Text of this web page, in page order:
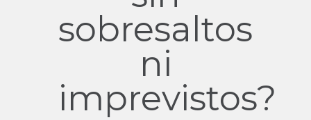
sobresaltos
ni
imprevistos?